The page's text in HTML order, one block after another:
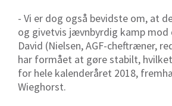
- Vi er dog også bevidste om, at
og givetvis jævnbyrdig kamp mod
David (Nielsen, AGF-cheftræner,
har formået at gøre stabilt,
for hele kalenderåret 2018,
Wieghorst.